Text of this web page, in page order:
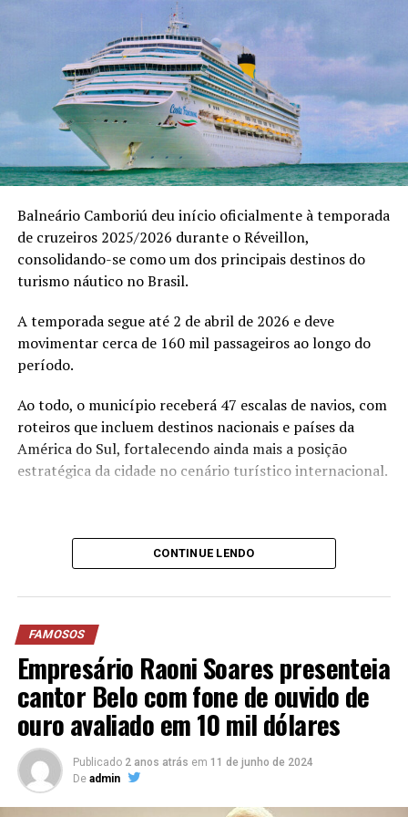
“O V8 não é sobre presença, é sobre transformação. É
sobre acesso, mentalidade e evolução real”, afirma.
Entre os convidados, destacaram-se empresários como
Ricardo Soares, James Kruel, Daniel Chiesa e Darci
Sttrack que vivenciaram um ambiente de trocas
profundas sobre expansão de mentalidade e
posicionamento.
Balneário Camboriú deu início oficialmente à temporada
de cruzeiros 2025/2026 durante o Réveillon,
consolidando-se como um dos principais destinos do
turismo náutico no Brasil.
A temporada segue até 2 de abril de 2026 e deve
movimentar cerca de 160 mil passageiros ao longo do
período.
Ao todo, o município receberá 47 escalas de navios, com
roteiros que incluem destinos nacionais e países da
América do Sul, fortalecendo ainda mais a posição
estratégica da cidade no cenário turístico internacional.
Um dos primeiros navios a atracar em Balneário
CONTINUE LENDO
FAMOSOS
Empresário Raoni Soares presenteia
cantor Belo com fone de ouvido de
ouro avaliado em 10 mil dólares
Publicado 2 anos atrás em 11 de junho de 2024
De admin